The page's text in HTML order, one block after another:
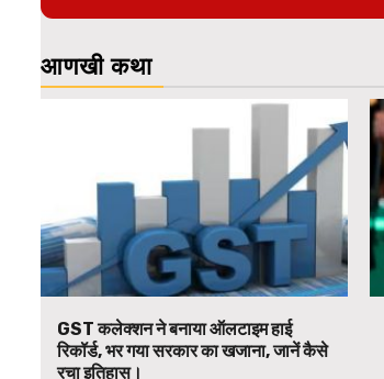
आणखी कथा
GST कलेक्शन ने बनाया ऑलटाइम हाई
रिकॉर्ड, भर गया सरकार का खजाना, जानें कैसे
रचा इतिहास।